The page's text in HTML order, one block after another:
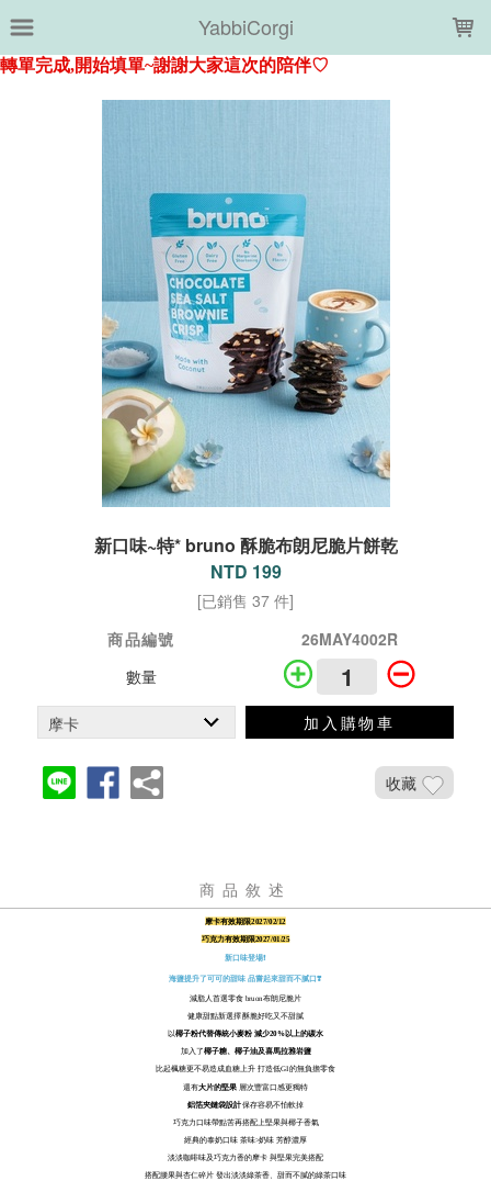
YabbiCorgi
新口味~特* bruno 酥脆布朗尼脆片餅乾
NTD 199
[已銷售 37 件]
商品編號
26MAY4002R
數量
加入購物車
收藏
商品敘述